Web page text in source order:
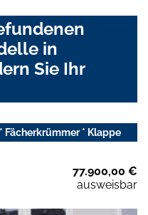
in
Sie Ihr
Fächerkrümmer * Klappe
77.900,00 €
ausweisbar